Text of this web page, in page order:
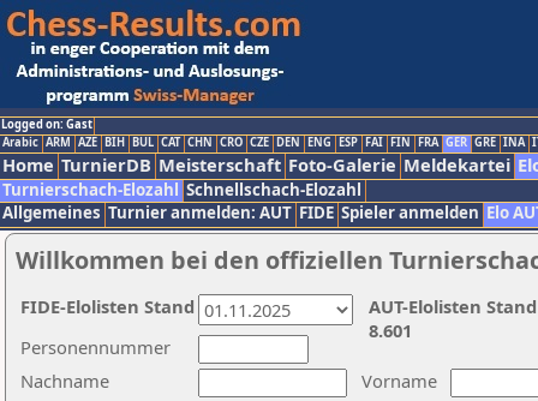
Logged on: Gast
Arabic ARM AZE BIH BUL CAT CHN CRO CZE DEN ENG ESP FAI FIN FRA GER GRE INA
Home TurnierDB Meisterschaft Foto-Galerie Meldekartei
Turnierschach-Elozahl Schnellschach-Elozahl
Allgemeines Turnier anmelden: AUT FIDE Spieler anmelden Elo
Willkommen bei den offiziellen
Nachname
Vorname
Personennummer
AUT-Elolisten
8.601
FIDE-Elolisten Stand